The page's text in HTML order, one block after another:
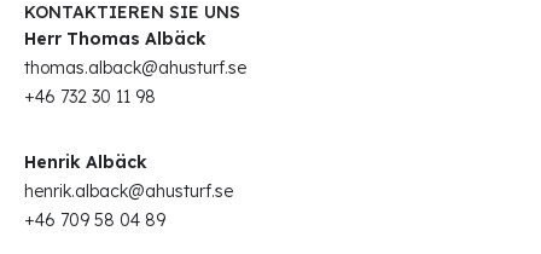
KONTAKTIEREN SIE UNS
Herr Thomas Albäck
thomas.alback@ahusturf.se
+46 732 30 11 98
Henrik Albäck
henrik.alback@ahusturf.se
+46 709 58 04 89